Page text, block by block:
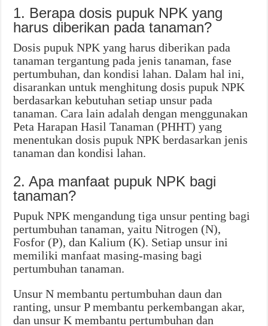
1. Berapa dosis pupuk NPK yang
harus diberikan pada tanaman?
Dosis pupuk NPK yang harus diberikan pada
tanaman tergantung pada jenis tanaman, fase
pertumbuhan, dan kondisi lahan. Dalam hal ini,
disarankan untuk menghitung dosis pupuk NPK
berdasarkan kebutuhan setiap unsur pada
tanaman. Cara lain adalah dengan menggunakan
Peta Harapan Hasil Tanaman (PHHT) yang
menentukan dosis pupuk NPK berdasarkan jenis
tanaman dan kondisi lahan.
2. Apa manfaat pupuk NPK bagi
tanaman?
Pupuk NPK mengandung tiga unsur penting bagi
pertumbuhan tanaman, yaitu Nitrogen (N),
Fosfor (P), dan Kalium (K). Setiap unsur ini
memiliki manfaat masing-masing bagi
pertumbuhan tanaman.
Unsur N membantu pertumbuhan daun dan
ranting, unsur P membantu perkembangan akar,
dan unsur K membantu pertumbuhan dan